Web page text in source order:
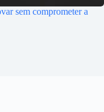
sem comprometer a